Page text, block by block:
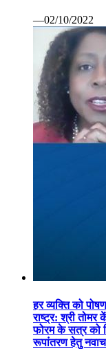
—02/10/2022
हर व्यक्ति को
राष्ट्र: श्री तोमर
फोरम के सत्र को
रूपांतरण हेतु